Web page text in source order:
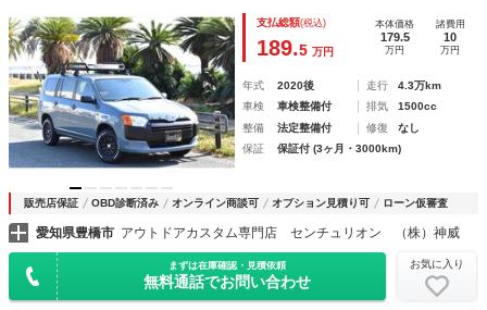
／セーフティーセンス／プリクラッシュ／レーンキープ／オー
トハイビーム／ナビＴＶ／ＥＴＣ／キーレス／電格ミラー
支払総額(税込)
189.5 万円
本体価格
179.5
万円
諸費用
10
万円
年式 2020後 走行
4.3万km
車検
車検整備付 排気
1500cc
整備
法定整備付 修復
なし
保証
保証付 (3ヶ月・3000km)
販売店保証 OBD診断済み オンライン商談可 オプション見積り可 ローン仮審査
愛知県豊橋市 アウトドアカスタム専門店 センチュリオン （株）神威
まずは在庫確認・見積依頼
無料通話でお問い合わせ
お気に入り